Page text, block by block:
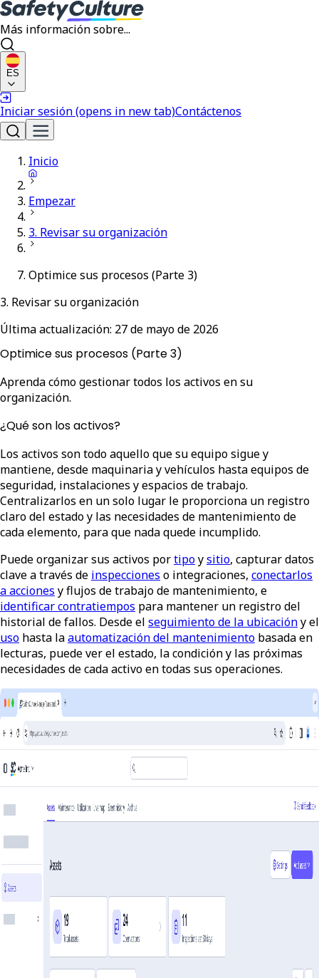
Más información sobre...
ES
Iniciar sesión(opens in new tab)Contáctenos
Inicio
Empezar
3. Revisar su organización
Optimice sus procesos (Parte 3)
3. Revisar su organización
Última actualización: 27 de mayo de 2026
Optimice sus procesos (Parte 3)
Aprenda cómo gestionar todos los activos en su
organización.
¿Qué son los activos?
Los activos son todo aquello que su equipo sigue y
mantiene, desde maquinaria y vehículos hasta equipos de
seguridad, instalaciones y espacios de trabajo.
Centralizarlos en un solo lugar le proporciona un registro
claro del estado y las necesidades de mantenimiento de
cada elemento, para que nada quede incumplido.
Puede organizar sus activos portipoysitio, capturar datos
clave a través de inspecciones o integraciones, conectarlos
a acciones y flujos de trabajo de mantenimiento, e
identificar contratiempos para mantener un registro del
historial de fallos. Desde el seguimiento de la ubicacióny el
uso hasta laautomatización del mantenimiento basada en
lecturas, puede ver el estado, la condición y las próximas
necesidades de cada activo en todas sus operaciones.